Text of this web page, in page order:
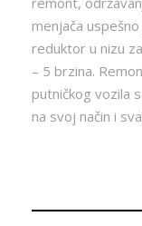
menjača
reduktor u nizu
– 5 brzina.
putničkog vozila
na svoj način i